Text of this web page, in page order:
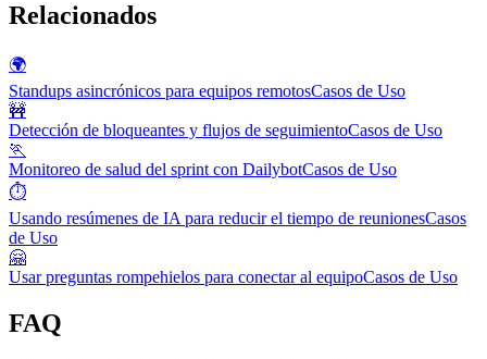
Relacionados
🌍
Standups asincrónicos para equipos remotosCasos de Uso
🚧
Detección de bloqueantes y flujos de seguimientoCasos de Uso
🏃
Monitoreo de salud del sprint con DailybotCasos de Uso
⏱️
Usando resúmenes de IA para reducir el tiempo de reunionesCasos
de Uso
🤗
Usar preguntas rompehielos para conectar al equipoCasos de Uso
FAQ